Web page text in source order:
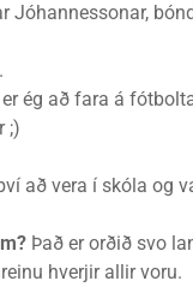
Jóhannessonar,
er ég að fara á
;)
að vera í skóla og
Það er orðið svo
hverjir allir voru.